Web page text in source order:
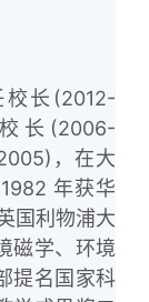
长(2012-
长(2006-
，在大
年获华
国利物浦大
磁学、环境
提名国家科